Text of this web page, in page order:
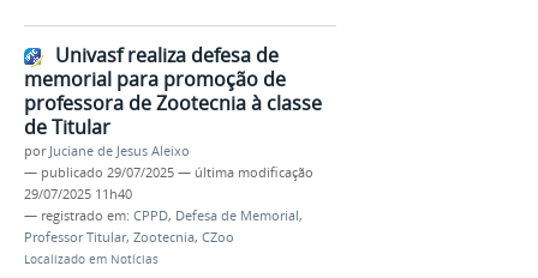
Univasf realiza defesa de
memorial para promoção de
professora de Zootecnia à classe
de Titular
por Juciane de Jesus Aleixo
— publicado 29/07/2025 — última modificação
29/07/2025 11h40
— registrado em: CPPD, Defesa de Memorial,
Professor Titular, Zootecnia, CZoo
Localizado em Notícias